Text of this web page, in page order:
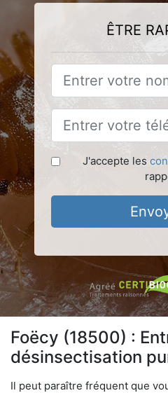
ÊTRE
J'accepte les
Foëcy (18500) :
désinsectisation
Il peut paraître fréquent que